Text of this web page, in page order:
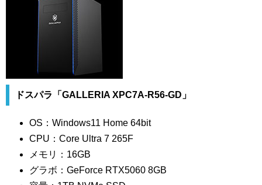
ドスパラ「GALLERIA XPC7A-R56-GD」
OS：Windows11 Home 64bit
CPU：Core Ultra 7 265F
メモリ：16GB
グラボ：GeForce RTX5060 8GB